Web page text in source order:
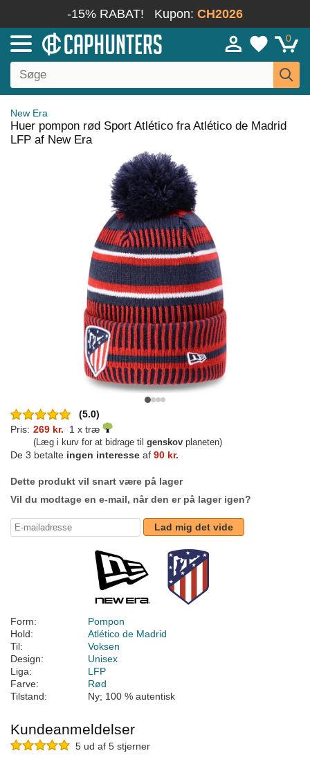
-15% RABAT! Kupon: CH2026
0
New Era
Huer pompon rød Sport Atlético fra Atlético de Madrid
LFP af New Era
(5.0)
Pris: 269 kr. 1 x træ
(Læg i kurv for at bidrage til genskov planeten)
De 3 betalte ingen interesse af 90 kr.
Dette produkt vil snart være på lager
Vil du modtage en e-mail, når den er på lager igen?
Lad mig det vide
Form:
Pompon
Hold:
Atlético de Madrid
Til:
Voksen
Design:
Unisex
Liga:
LFP
Farve:
Rød
Tilstand:
Ny; 100 % autentisk
Kundeanmeldelser
5 ud af 5 stjerner